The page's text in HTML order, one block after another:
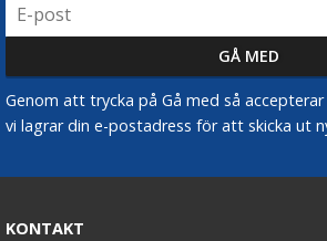
Genom att trycka på Gå med så
vi lagrar din e-postadress för att skicka ut
KONTAKT